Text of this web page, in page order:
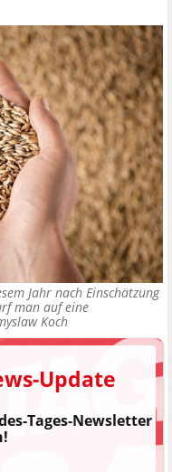
Jahr nach Einschätzung
man auf eine
Koch
Update
Tages-Newsletter